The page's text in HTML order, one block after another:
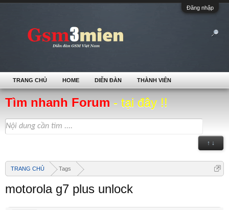
Đăng nhập
Tìm nhanh Forum - tại đây !!
↑ ↓
TRANG CHỦ Tags
motorola g7 plus unlock
TRANG CHỦ HOME DIỄN ĐÀN THÀNH VIÊN